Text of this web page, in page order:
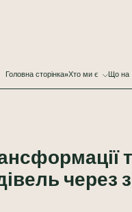
Головна сторінка»Хто ми є Що на
через